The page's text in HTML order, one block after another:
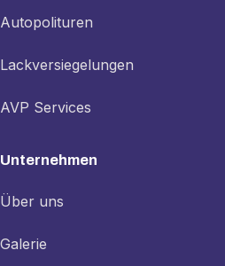
Autopolituren
Lackversiegelungen
AVP Services
Unternehmen
Über uns
Galerie